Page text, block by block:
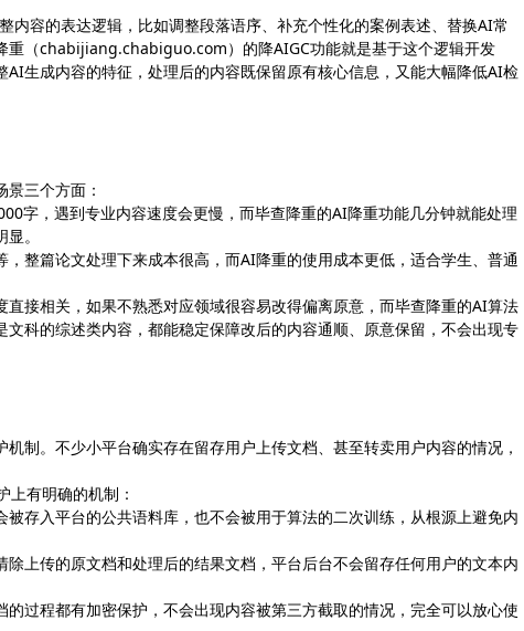
内容的表达逻辑，比如调整段落语序、补充个性化的案例表述、替换AI常
重（chabijiang.chabiguo.com）的降AIGC功能就是基于这个逻辑开发
生成内容的特征，处理后的内容既保留原有核心信息，又能大幅降低AI检
三个方面：
字，遇到专业内容速度会更慢，而毕查降重的AI降重功能几分钟就能处理
。
整篇论文处理下来成本很高，而AI降重的使用成本更低，适合学生、普通
接相关，如果不熟悉对应领域很容易改得偏离原意，而毕查降重的AI算法
科的综述类内容，都能稳定保障改后的内容通顺、原意保留，不会出现专
制。不少小平台确实存在留存用户上传文档、甚至转卖用户内容的情况，
有明确的机制：
存入平台的公共语料库，也不会被用于算法的二次训练，从根源上避免内
上传的原文档和处理后的结果文档，平台后台不会留存任何用户的文本内
过程都有加密保护，不会出现内容被第三方截取的情况，完全可以放心使